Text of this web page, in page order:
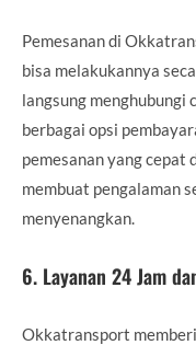
Pemesanan di
bisa melakukannya
langsung menghubungi
berbagai opsi
pemesanan yang cepat
membuat pengalaman
menyenangkan.
6. Layanan 24 Jam
Okkatransport